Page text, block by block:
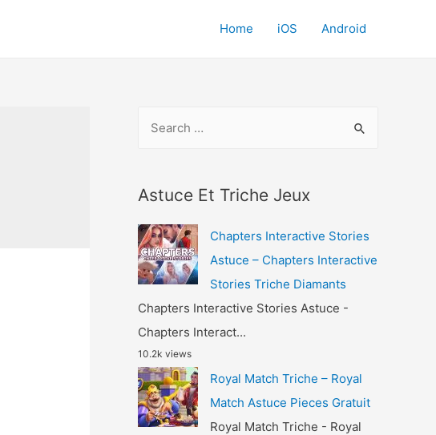
Home iOS Android
r
h
f
o
r
:
Astuce Et Triche Jeux
Chapters Interactive Stories
Astuce – Chapters Interactive
Stories Triche Diamants
Chapters Interactive Stories Astuce -
Chapters Interact...
10.2k views
Royal Match Triche – Royal
Match Astuce Pieces Gratuit
Royal Match Triche - Royal